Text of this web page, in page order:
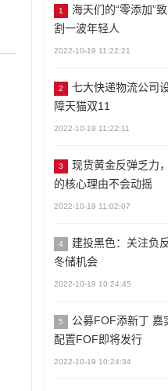
1
海天们的“零添加”
割一波年轻人
2022-10-19 11:22:21
2
七大快递物流公司
障天猫双11
2022-10-19 11:22:11
3
现货黄金反弹乏力
的核心理由不会动摇
2022-10-19 11:02:07
4
建投黑色：关注负
冬储机会
2022-10-19 10:24:45
5
公募FOF添新丁 嘉
配置FOF即将发行
2022-10-19 10:24:34